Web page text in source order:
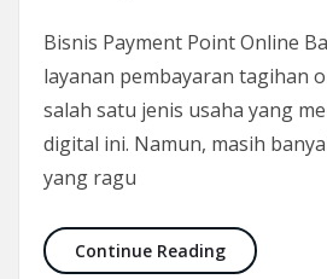
Bisnis Payment Point Online
layanan pembayaran tagihan
salah satu jenis usaha yang
digital ini. Namun, masih
yang ragu
Continue ReadingMasih Ragu